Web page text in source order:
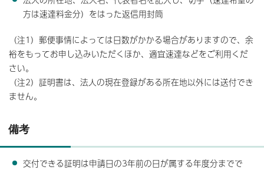
方は速達料金分）をはった返信用封筒
（注1）郵便事情によっては日数がかかる場合がありますので、余
裕をもってお申し込みいただくほか、適宜速達などをご利用くだ
さい。
（注2）証明書は、法人の現在登録がある所在地以外には送付でき
ません。
備考
交付できる証明は申請日の3年前の日が属する年度分までで